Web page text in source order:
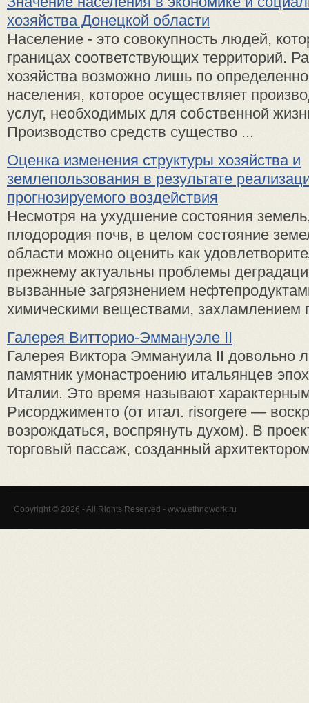
хозяйства Донецкой области
Население - это совокупность людей,
границах соответствующих территорий.
хозяйства возможно лишь по
населения, которое осуществляет
услуг, необходимых для собственной
Производство средств существо ...
Оценка изменения структуры хозяйства и
землепользования в результате
прогнозируемого воздействия
Несмотря на ухудшение состояния
плодородия почв, в целом состояние
области можно оценить как
прежнему актуальны проблемы
вызванные загрязнением
химическими веществами,
Галерея Витторио-Эммануэле II
Галерея Виктора Эммануила II до­вольно
памятник умонастроению итальянцев
Италии. Это время называют
Рисорджименто (от итал. risorgere —
возрождаться, воспря­нуть духом). В
торговый пассаж, созданный
Copyright © 2026 - All Rights Reserved - www.ethnowork.ru